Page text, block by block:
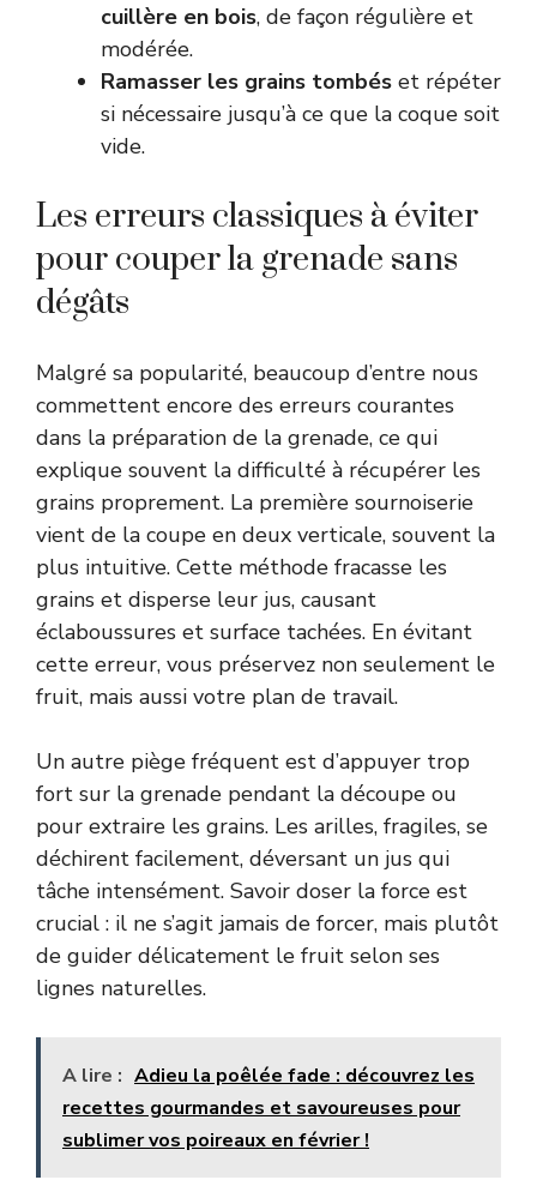
cuillère en bois, de façon régulière et
modérée.
Ramasser les grains tombés et répéter
si nécessaire jusqu’à ce que la coque soit
vide.
Les erreurs classiques à éviter
pour couper la grenade sans
dégâts
Malgré sa popularité, beaucoup d’entre nous
commettent encore des erreurs courantes
dans la préparation de la grenade, ce qui
explique souvent la difficulté à récupérer les
grains proprement. La première sournoiserie
vient de la coupe en deux verticale, souvent la
plus intuitive. Cette méthode fracasse les
grains et disperse leur jus, causant
éclaboussures et surface tachées. En évitant
cette erreur, vous préservez non seulement le
fruit, mais aussi votre plan de travail.
Un autre piège fréquent est d’appuyer trop
fort sur la grenade pendant la découpe ou
pour extraire les grains. Les arilles, fragiles, se
déchirent facilement, déversant un jus qui
tâche intensément. Savoir doser la force est
crucial : il ne s’agit jamais de forcer, mais plutôt
de guider délicatement le fruit selon ses
lignes naturelles.
A lire : Adieu la poêlée fade : découvrez les
recettes gourmandes et savoureuses pour
sublimer vos poireaux en février !